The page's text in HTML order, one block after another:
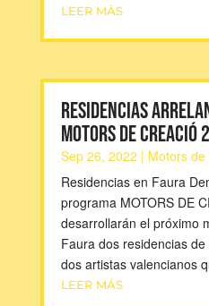
LEER MÁS
Residencias
Motors de Creació
Sep 26, 2022 | Motors de
Residencias en Faura
programa MOTORS DE
desarrollarán el próximo
Faura dos residencias
dos artistas valencianos
LEER MÁS